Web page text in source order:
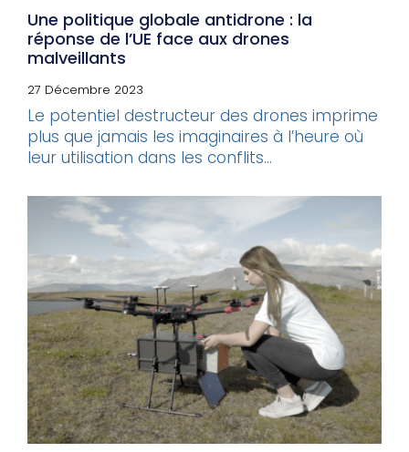
Une politique globale antidrone : la
réponse de l’UE face aux drones
malveillants
27 Décembre 2023
Le potentiel destructeur des drones imprime
plus que jamais les imaginaires à l’heure où
leur utilisation dans les conflits...